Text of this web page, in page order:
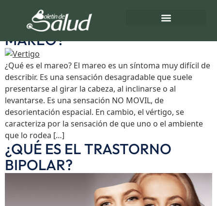
¿SUFRIS DE VÉRTIGO O
MAREO?
¿Qué es el mareo? El mareo es un síntoma muy difícil de
describir. Es una sensación desagradable que suele
presentarse al girar la cabeza, al inclinarse o al
levantarse. Es una sensación NO MOVIL, de
desorientación espacial. En cambio, el vértigo, se
caracteriza por la sensación de que uno o el ambiente
que lo rodea […]
¿QUÉ ES EL TRASTORNO
BIPOLAR?